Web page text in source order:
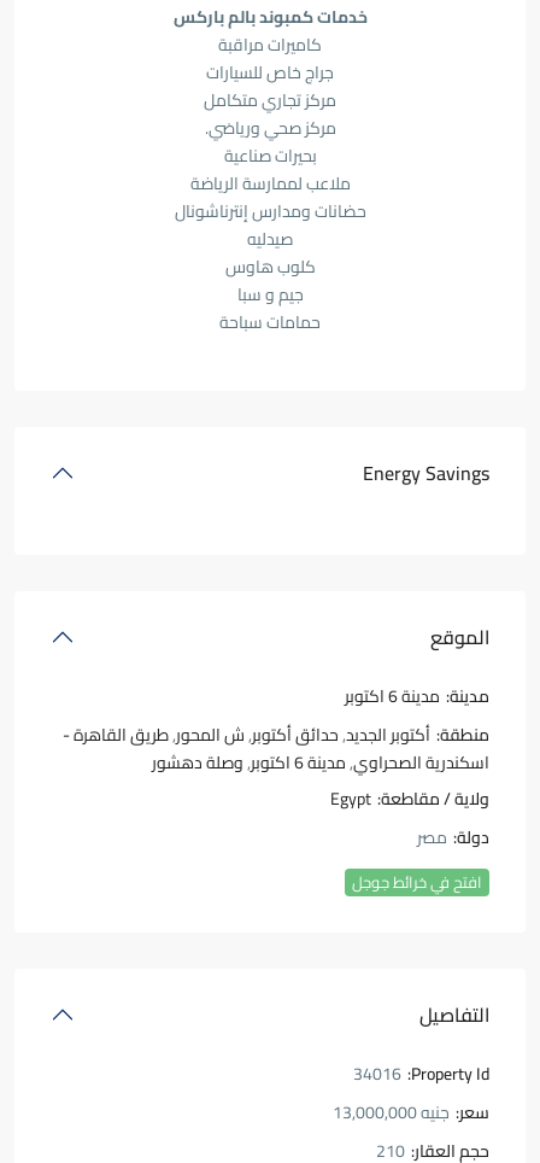
خدمات كمبوند بالم باركس
كاميرات مراقبة
جراج خاص للسيارات
مركز تجاري متكامل
مركز صحي ورياضي.
بحيرات صناعية
ملاعب لممارسة الرياضة
حضانات ومدارس إنترناشونال
صيدليه
كلوب هاوس
جيم و سبا
حمامات سباحة
Energy Savings
الموقع
مدينة: مدينة 6 اكتوبر
منطقة: أكتوبر الجديد,حدائق أكتوبر,ش المحور,طريق القاهرة -
اسكندرية الصحراوي,مدينة 6 اكتوبر ,وصلة دهشور
ولاية / مقاطعة: Egypt
دولة: مصر
افتح في خرائط جوجل
التفاصيل
Property Id:
34016
سعر: جنيه 13,000,000
حجم العقار: 210